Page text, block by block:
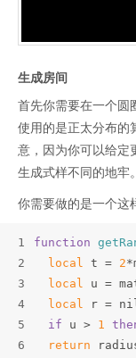
生成房间
首先你需要在一个圆
使用的是正太分布的
意，因为你可以给定
生成式样不同的地牢。
你需要做的是一个这
1
2
3
4
5
6
function
local t = 2
local u =
local r =
if u > 1
return